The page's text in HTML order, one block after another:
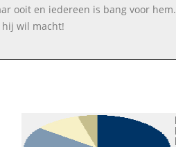
ooit en iedereen is bang voor hem.
wil macht!